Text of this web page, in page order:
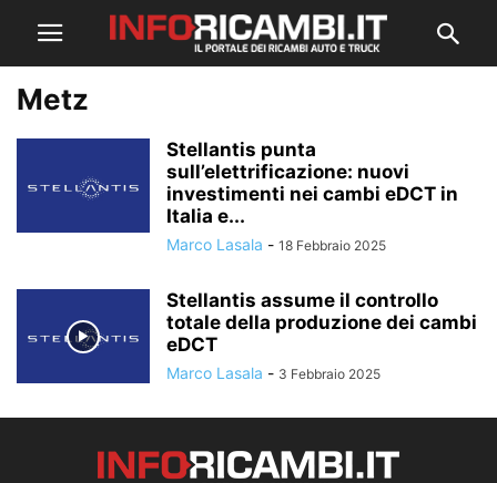
Metz
Stellantis punta
sull’elettrificazione: nuovi
investimenti nei cambi eDCT in
Italia e...
Marco Lasala - 18 Febbraio 2025
Stellantis assume il controllo
totale della produzione dei cambi
eDCT
Marco Lasala - 3 Febbraio 2025